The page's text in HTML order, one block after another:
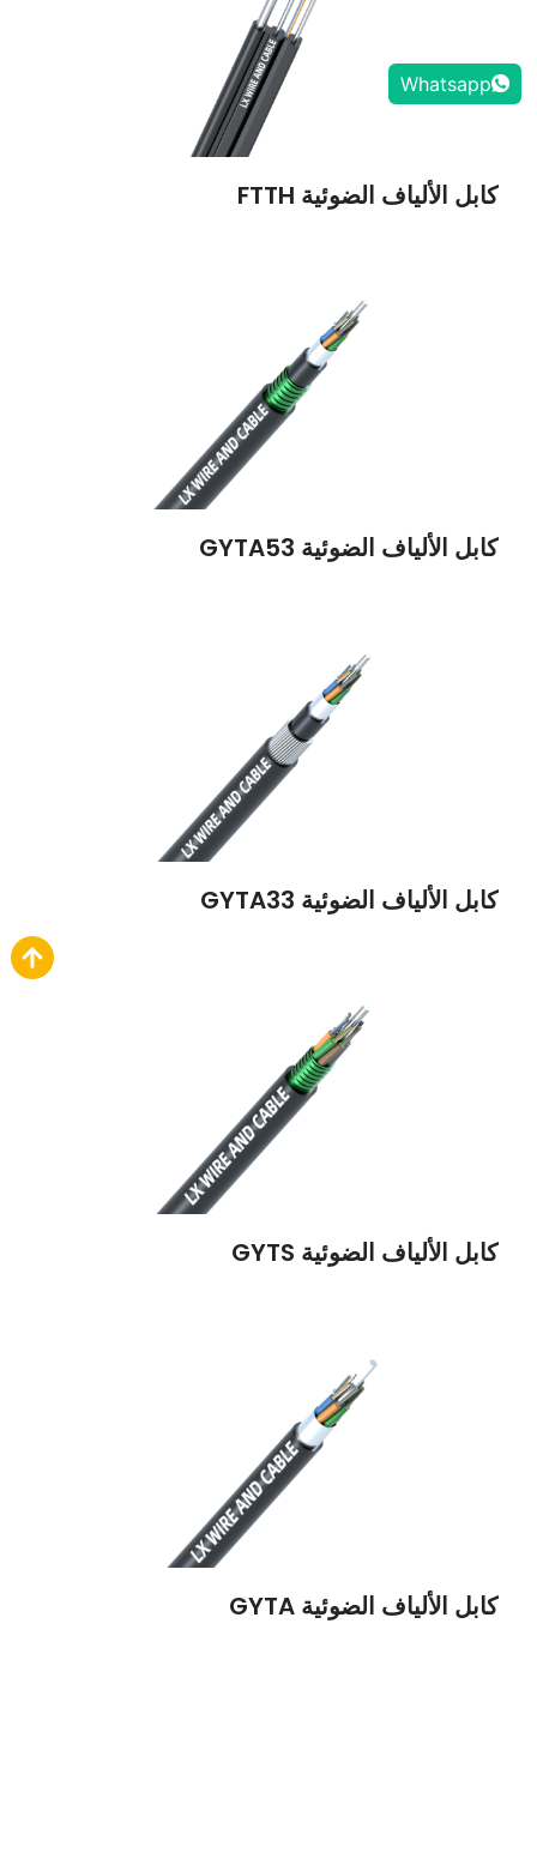
كابل الألياف الضوئية FTTH
كابل الألياف الضوئية GYTA53
كابل الألياف الضوئية GYTA33
كابل الألياف الضوئية GYTS
كابل الألياف الضوئية GYTA
Whatsapp